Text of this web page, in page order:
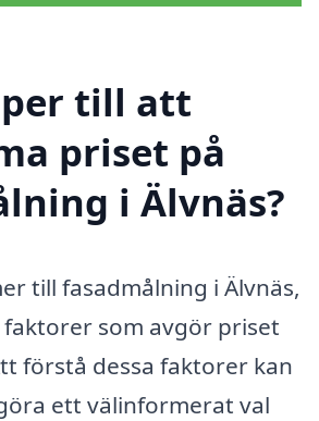
till att
priset på
i Älvnäs?
till fasadmålning i Älvnäs,
som avgör priset
förstå dessa faktorer kan
ett välinformerat val